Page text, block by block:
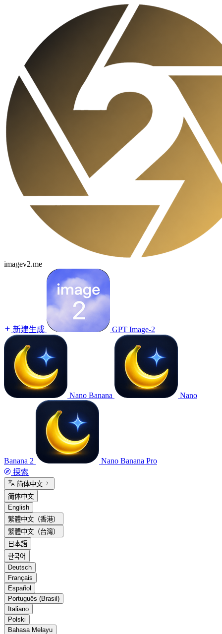
imagev2.me
新建生成 GPT Image-2
Nano Banana Nano
Banana 2
Nano Banana Pro
探索
简体中文
简体中文
English
繁體中文（香港）
繁體中文（台灣）
日本語
한국어
Deutsch
Français
Español
Português (Brasil)
Italiano
Polski
Bahasa Melayu